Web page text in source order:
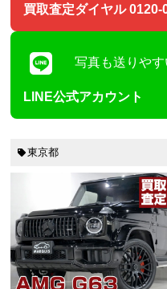
買取査定ダイヤル 0120-
写真も送りやす
LINE公式アカウント
東京都